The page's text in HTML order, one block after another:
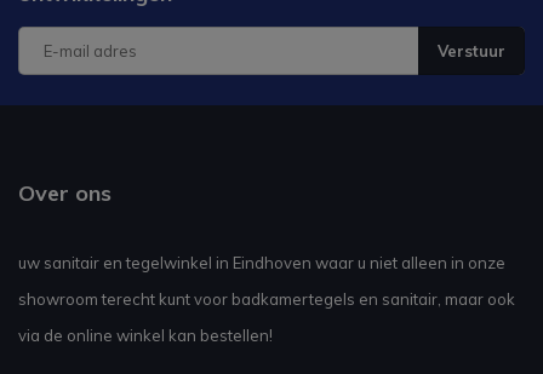
Verstuur
Over ons
uw sanitair en tegelwinkel in Eindhoven waar u niet alleen in onze
showroom terecht kunt voor badkamertegels en sanitair, maar ook
via de online winkel kan bestellen!